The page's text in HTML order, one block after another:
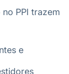
PPI trazem
e